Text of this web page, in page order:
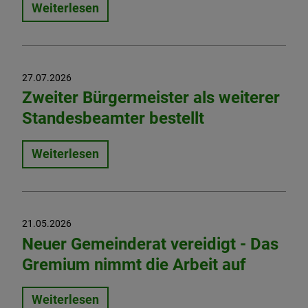
Weiterlesen
27.07.2026
Zweiter Bürgermeister als weiterer
Standesbeamter bestellt
Weiterlesen
21.05.2026
Neuer Gemeinderat vereidigt - Das
Gremium nimmt die Arbeit auf
Weiterlesen